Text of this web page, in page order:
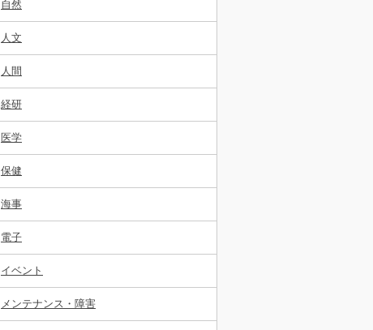
自然
人文
人間
経研
医学
保健
海事
電子
イベント
メンテナンス・障害